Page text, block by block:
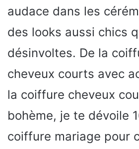
audace dans les
des looks aussi chics
désinvoltes. De la
cheveux courts avec
la coiffure cheveux
bohème, je te dévoile
coiffure mariage pour